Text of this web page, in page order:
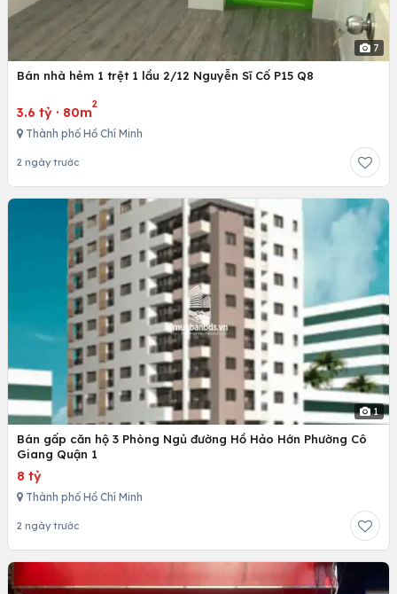
7
Bán nhà hẻm 1 trệt 1 lầu 2/12 Nguyễn Sĩ Cố P15 Q8
3.6 tỷ · 80m
2
Thành phố Hồ Chí Minh
2 ngày trước
1
Bán gấp căn hộ 3 Phòng Ngủ đường Hồ Hảo Hớn Phường Cô
Giang Quận 1
8 tỷ
Thành phố Hồ Chí Minh
2 ngày trước